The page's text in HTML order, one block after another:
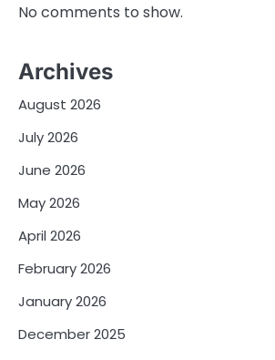
No comments to show.
Archives
August 2026
July 2026
June 2026
May 2026
April 2026
February 2026
January 2026
December 2025